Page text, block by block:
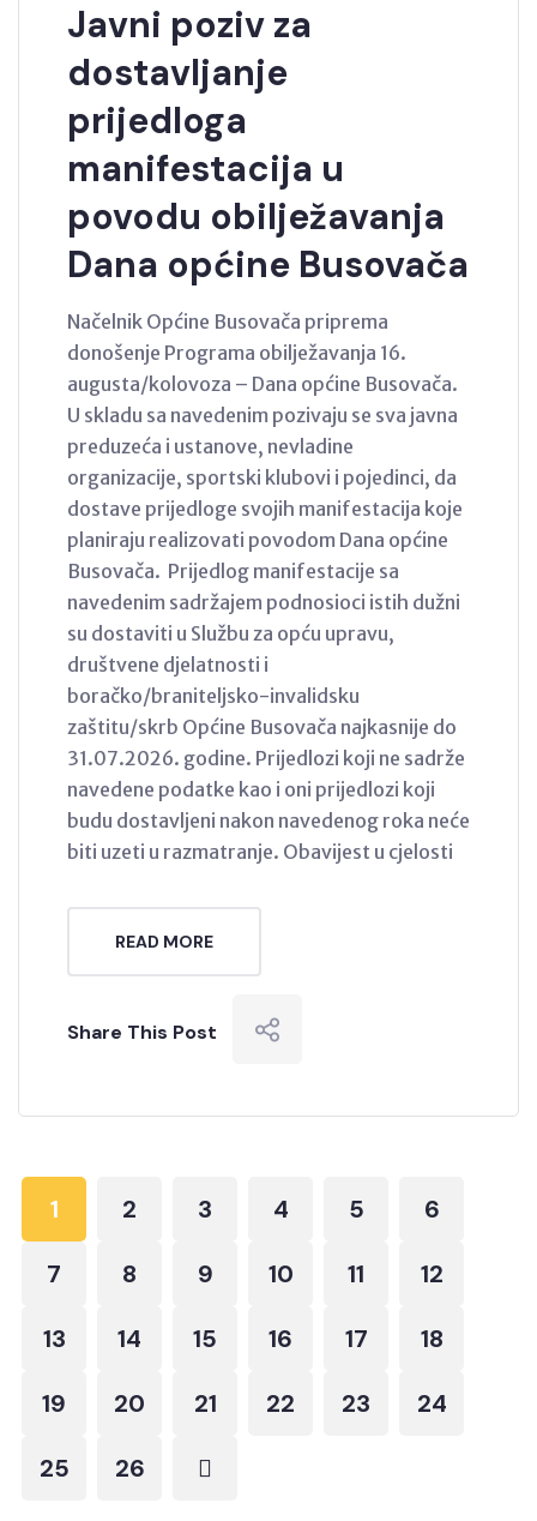
Javni poziv za
dostavljanje
prijedloga
manifestacija u
povodu obilježavanja
Dana općine Busovača
Načelnik Općine Busovača priprema
donošenje Programa obilježavanja 16.
augusta/kolovoza – Dana općine Busovača.
U skladu sa navedenim pozivaju se sva javna
preduzeća i ustanove, nevladine
organizacije, sportski klubovi i pojedinci, da
dostave prijedloge svojih manifestacija koje
planiraju realizovati povodom Dana općine
Busovača. Prijedlog manifestacije sa
navedenim sadržajem podnosioci istih dužni
su dostaviti u Službu za opću upravu,
društvene djelatnosti i
boračko/braniteljsko-invalidsku
zaštitu/skrb Općine Busovača najkasnije do
31.07.2026. godine. Prijedlozi koji ne sadrže
navedene podatke kao i oni prijedlozi koji
budu dostavljeni nakon navedenog roka neće
biti uzeti u razmatranje. Obavijest u cjelosti
READ MORE
Share This Post
1 2 3 4 5 6
7 8 9 10 11 12
13 14 15 16 17 18
19 20 21 22 23 24
25 26